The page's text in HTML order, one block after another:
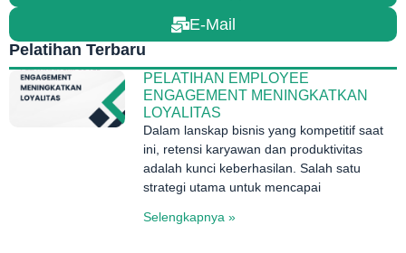
E-Mail
Pelatihan Terbaru
PELATIHAN EMPLOYEE
ENGAGEMENT MENINGKATKAN
LOYALITAS
Dalam lanskap bisnis yang kompetitif saat
ini, retensi karyawan dan produktivitas
adalah kunci keberhasilan. Salah satu
strategi utama untuk mencapai
Selengkapnya »